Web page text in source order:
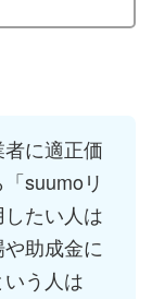
に適正価
suumoリ
たい人は
や助成金に
う人は